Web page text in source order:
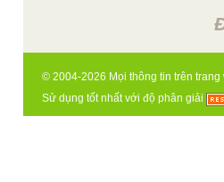
© 2004-2026 Mọi thông tin trên
Sử dụng tốt nhất với độ phân giải